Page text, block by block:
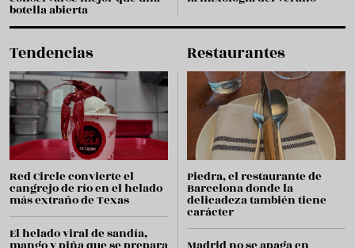
botella abierta
Tendencias
Red Circle convierte el
cangrejo de río en el helado
más extraño de Texas
El helado viral de sandía,
Restaurantes
Piedra, el restaurante de
Barcelona donde la
delicadeza también tiene
carácter